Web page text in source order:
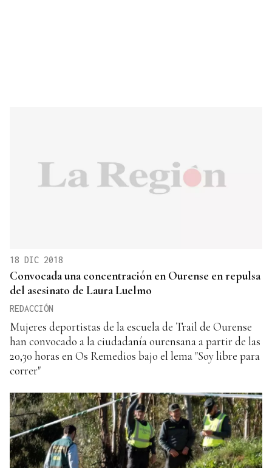
18 DIC 2018
Convocada una concentración en Ourense en repulsa
del asesinato de Laura Luelmo
REDACCIÓN
Mujeres deportistas de la escuela de Trail de Ourense
han convocado a la ciudadanía ourensana a partir de las
20,30 horas en Os Remedios bajo el lema "Soy libre para
correr"